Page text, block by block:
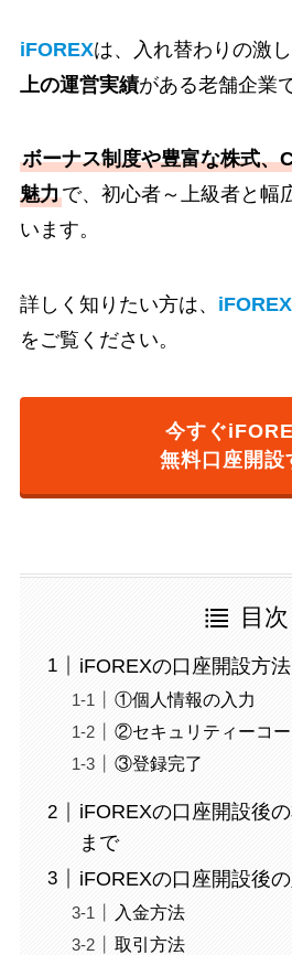
iFOREXは、入れ替わりの激
上の運営実績がある老舗企業
ボーナス制度や豊富な株式、
魅力で、初心者～上級者と幅
います。
詳しく知りたい方は、
をご覧ください。
今すぐ
無料口座開設
目次
iFOREXの口座開設方
①個人情報の入力
②セキュリティーコー
③登録完了
iFOREXの口座開設後
まで
iFOREXの口座開設後
入金方法
取引方法